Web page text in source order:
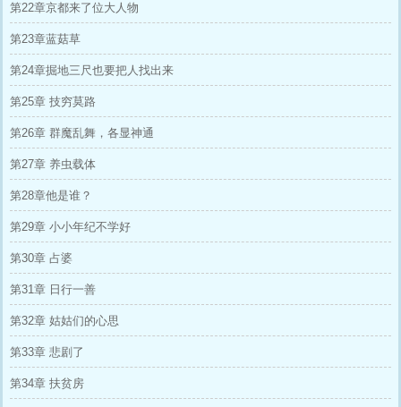
第22章京都来了位大人物
第23章蓝菇草
第24章掘地三尺也要把人找出来
第25章 技穷莫路
第26章 群魔乱舞，各显神通
第27章 养虫载体
第28章他是谁？
第29章 小小年纪不学好
第30章 占婆
第31章 日行一善
第32章 姑姑们的心思
第33章 悲剧了
第34章 扶贫房